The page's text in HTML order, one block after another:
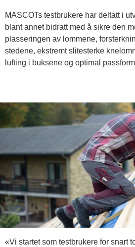
MASCOTs testbrukere har deltatt i
blant annet bidratt med å sikre den
plasseringen av lommene,
stedene, ekstremt slitesterke
lufting i buksene og optimal
«Vi startet som testbrukere for snart